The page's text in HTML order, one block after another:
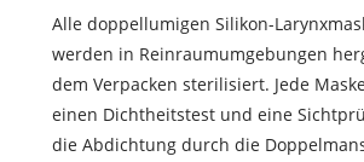
Alle doppellumigen Silikon-
werden in Reinraumumgebungen
dem Verpacken sterilisiert. Jede
einen Dichtheitstest und eine
die Abdichtung durch die